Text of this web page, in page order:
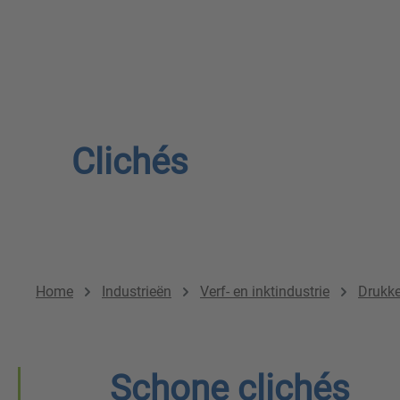
Clichés
Home Industrieën Verf- en inktindustrie
Schone clichés